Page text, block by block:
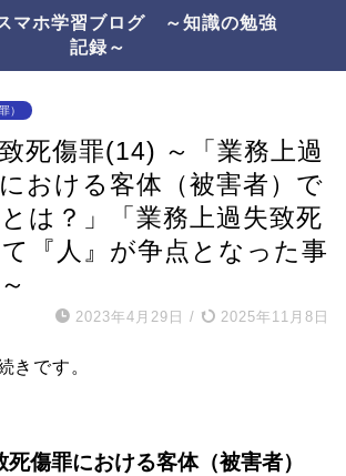
マホ学習ブログ ～知識の勉強
記録～
）
死傷罪(14) ～「業務上過
おける客体（被害者）で
は？」「業務上過失致死
『人』が争点となった事
2023年4月29日 / 2025年11月8日
きです。
傷罪における客体（被害者）